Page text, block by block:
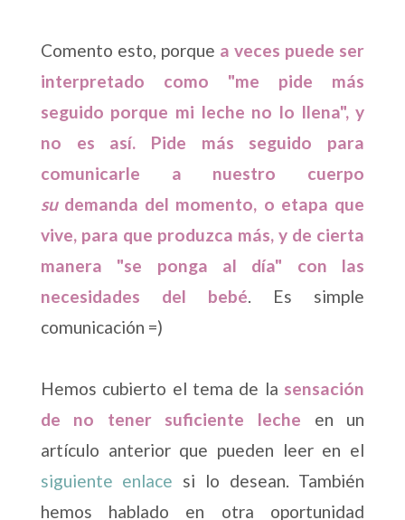
Comento esto, porque a veces puede ser
interpretado como "me pide más
seguido porque mi leche no lo llena", y
no es así. Pide más seguido para
comunicarle a nuestro cuerpo
sudemanda del momento, o etapa que
vive, para que produzca más, y de cierta
manera "se ponga al día" con las
necesidades del bebé. Es simple
comunicación =)
Hemos cubierto el tema de la sensación
de no tener suficiente leche en un
artículo anterior que pueden leer en el
siguiente enlace si lo desean. También
hemos hablado en otra oportunidad